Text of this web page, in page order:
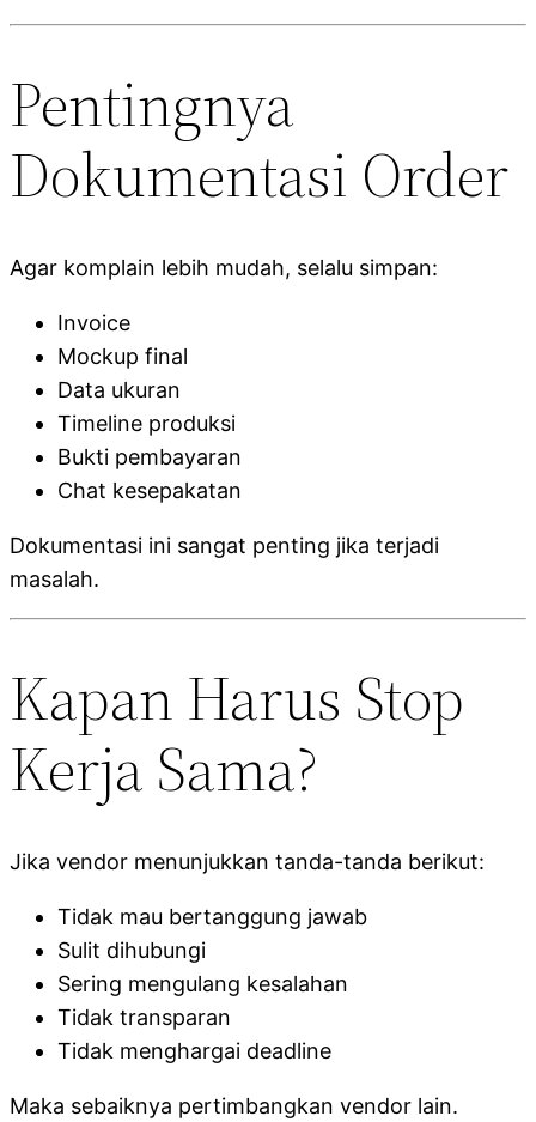
Pentingnya
Dokumentasi Order
Agar komplain lebih mudah, selalu simpan:
Invoice
Mockup final
Data ukuran
Timeline produksi
Bukti pembayaran
Chat kesepakatan
Dokumentasi ini sangat penting jika terjadi
masalah.
Kapan Harus Stop
Kerja Sama?
Jika vendor menunjukkan tanda-tanda berikut:
Tidak mau bertanggung jawab
Sulit dihubungi
Sering mengulang kesalahan
Tidak transparan
Tidak menghargai deadline
Maka sebaiknya pertimbangkan vendor lain.